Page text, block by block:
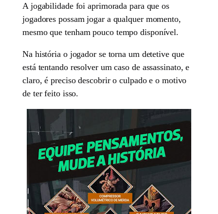
A jogabilidade foi aprimorada para que os
jogadores possam jogar a qualquer momento,
mesmo que tenham pouco tempo disponível.
Na história o jogador se torna um detetive que
está tentando resolver um caso de assassinato, e
claro, é preciso descobrir o culpado e o motivo
de ter feito isso.